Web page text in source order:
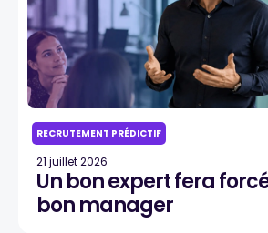
RECRUTEMENT PRÉDICTIF
21 juillet 2026
Un bon expert fera
bon manager